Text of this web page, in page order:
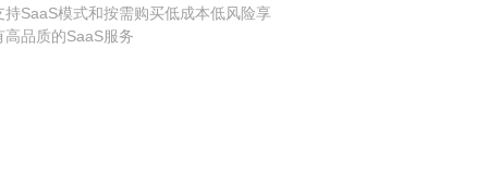
持SaaS模式和按需购买低成本低风险享
高品质的SaaS服务